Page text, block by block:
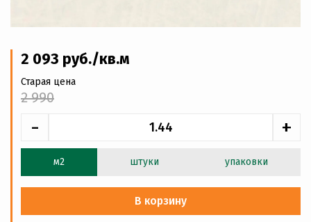
2 093 руб./кв.м
Старая цена
2 990
- +
м2 штуки упаковки
В корзину